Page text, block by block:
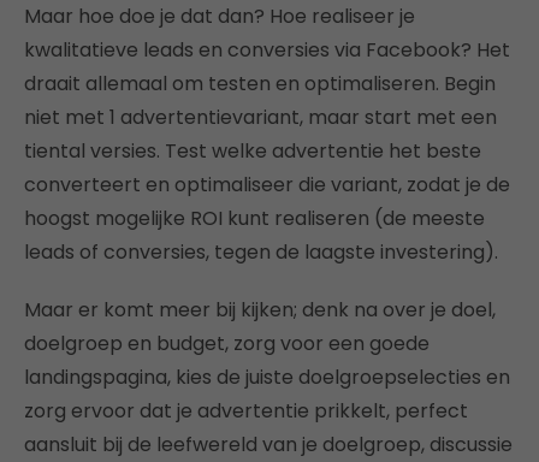
Maar hoe doe je dat dan? Hoe realiseer je
kwalitatieve leads en conversies via Facebook? Het
draait allemaal om testen en optimaliseren. Begin
niet met 1 advertentievariant, maar start met een
tiental versies. Test welke advertentie het beste
converteert en optimaliseer die variant, zodat je de
hoogst mogelijke ROI kunt realiseren (de meeste
leads of conversies, tegen de laagste investering).
Maar er komt meer bij kijken; denk na over je doel,
doelgroep en budget, zorg voor een goede
landingspagina, kies de juiste doelgroepselecties en
zorg ervoor dat je advertentie prikkelt, perfect
aansluit bij de leefwereld van je doelgroep, discussie